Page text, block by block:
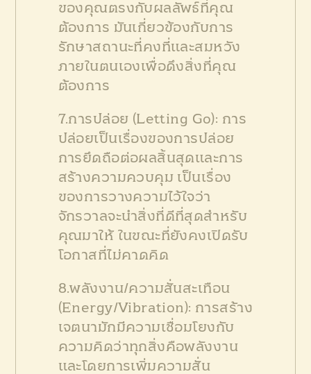
ของคุณตรงกับผลลัพธ์ที่คุณ
ต้องการ มันเกี่ยวข้องกับการ
รักษาสถานะที่คงที่และสมหวัง
ภายในตนเองเพื่อดึงสิ่งที่คุณ
ต้องการ
7.การปล่อย (Letting Go): การ
ปล่อยเป็นเรื่องของการปล่อย
การยึดถือต่อผลสิ้นสุดและการ
สร้างความควบคุม เป็นเรื่อง
ของการวางความไว้ใจว่า
จักรวาลจะนำสิ่งที่ดีที่สุดสำหรับ
คุณมาให้ ในขณะที่ยังคงเปิดรับ
โอกาสที่ไม่คาดคิด
8.พลังงาน/ความสั่นสะเทือน
(Energy/Vibration): การสร้าง
เจตนามักมีความเชื่อมโยงกับ
ความคิดว่าทุกสิ่งคือพลังงาน
และโดยการเพิ่มความสั่น